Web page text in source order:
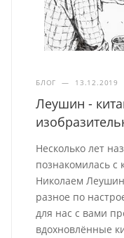
БЛОГ — 13.12.2019
Леушин -
Несколько лет
познакомилась с
Николаем
разное по
для нас с вами
вдохновлённые